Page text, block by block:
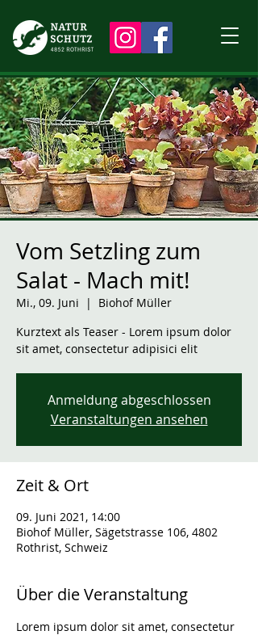
Vom Setzling zum
Salat - Mach mit!
Mi., 09. Juni
  |
Biohof Müller
Kurztext als Teaser - Lorem ipsum dolor
sit amet, consectetur adipisici elit
Anmeldung abgeschlossen
Veranstaltungen ansehen
Zeit & Ort
09. Juni 2021, 14:00
Biohof Müller, Sägetstrasse 106, 4802
Rothrist, Schweiz
Über die Veranstaltung
Lorem ipsum dolor sit amet, consectetur